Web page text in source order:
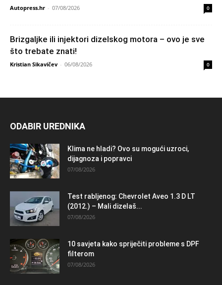
Autopress.hr - 07/08/2026 0
Brizgaljke ili injektori dizelskog motora – ovo je sve
što trebate znati!
Kristian Sikavičev - 06/08/2026 0
ODABIR UREDNIKA
Klima ne hladi? Ovo su mogući uzroci,
dijagnoza i popravci
07/08/2026
Test rabljenog: Chevrolet Aveo 1.3 D LT
(2012.) – Mali dizelaš...
07/08/2026
10 savjeta kako spriječiti probleme s DPF
filterom
07/08/2026